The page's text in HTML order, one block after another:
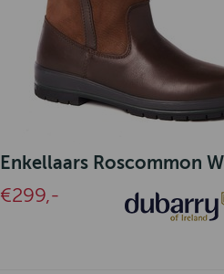
Enkellaars Roscommon
€299,-